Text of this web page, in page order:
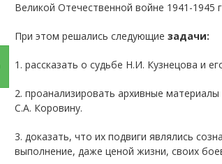
Великой Отечественной войне 1941-1945
При этом решались следующие задачи:
1. рассказать о судьбе Н.И. Кузнецова и
2. проанализировать архивные
С.А. Коровину.
3. доказать, что их подвиги являлись
выполнение, даже ценой жизни, своих